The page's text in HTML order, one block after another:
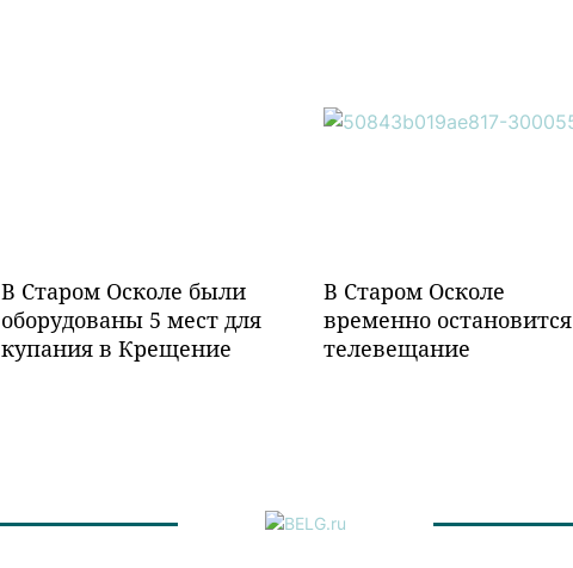
В Старом Осколе были
оборудованы 5 мест для
купания в Крещение
В Старом Осколе
временно остановится
телевещание